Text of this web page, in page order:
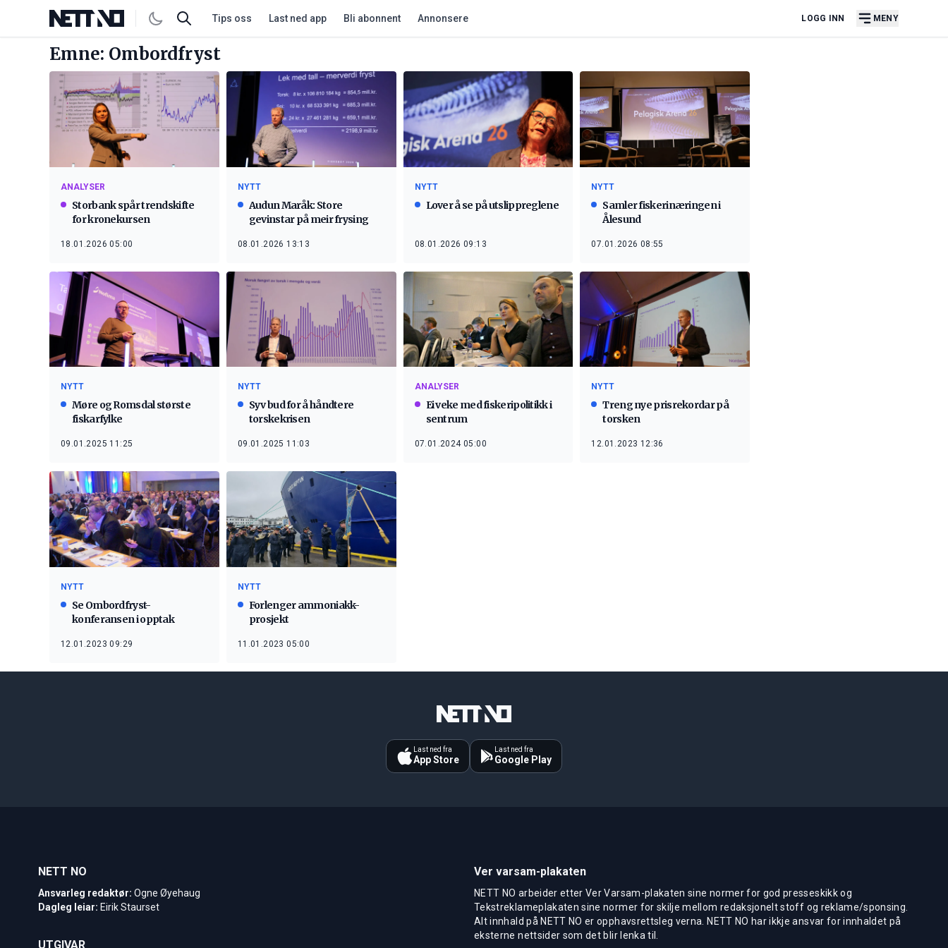
Tips oss Last ned app Bli abonnent Annonsere LOGG INN MENY
Emne: Ombordfryst
ANALYSER
Storbank spår trendskifte
for kronekursen
18.01.2026 05:00
NYTT
Audun Maråk: Store
gevinstar på meir frysing
08.01.2026 13:13
NYTT
Lover å se på utslippreglene
08.01.2026 09:13
NYTT
Samler fiskerinæringen i
Ålesund
07.01.2026 08:55
NYTT
Møre og Romsdal største
fiskarfylke
09.01.2025 11:25
NYTT
Syv bud for å håndtere
torskekrisen
09.01.2025 11:03
ANALYSER
Ei veke med fiskeripolitikk i
sentrum
07.01.2024 05:00
NYTT
Treng nye prisrekordar på
torsken
12.01.2023 12:36
NYTT
Se Ombordfryst-
konferansen i opptak
12.01.2023 09:29
NYTT
Forlenger ammoniakk-
prosjekt
11.01.2023 05:00
Last ned fra
App Store
Last ned fra
Google Play
NETT NO
Ansvarleg redaktør: Ogne Øyehaug
Dagleg leiar: Eirik Staurset
UTGIVAR
Ver varsam-plakaten
NETT NO arbeider etter Ver Varsam-plakaten sine normer for god presseskikk og
Tekstreklameplakaten sine normer for skilje mellom redaksjonelt stoff og reklame/sponsing.
Alt innhald på NETT NO er opphavsrettsleg verna. NETT NO har ikkje ansvar for innhaldet på
eksterne nettsider som det blir lenka til.